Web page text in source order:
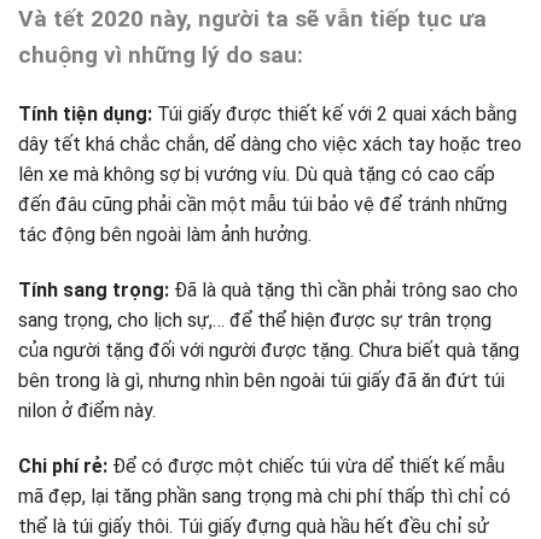
Và tết 2020 này, người ta sẽ vẫn tiếp tục ưa
chuộng vì những lý do sau:
Tính tiện dụng: Túi giấy được thiết kế với 2 quai xách bằng
dây tết khá chắc chắn, dể dàng cho việc xách tay hoặc treo
lên xe mà không sợ bị vướng víu. Dù quà tặng có cao cấp
đến đâu cũng phải cần một mẫu túi bảo vệ để tránh những
tác động bên ngoài làm ảnh hưởng.
Tính sang trọng: Đã là quà tặng thì cần phải trông sao cho
sang trọng, cho lịch sự,… để thể hiện được sự trân trọng
của người tặng đối với người được tặng. Chưa biết quà tặng
bên trong là gì, nhưng nhìn bên ngoài túi giấy đã ăn đứt túi
nilon ở điểm này.
Chi phí rẻ: Để có được một chiếc túi vừa dể thiết kế mẫu
mã đẹp, lại tăng phần sang trọng mà chi phí thấp thì chỉ có
thể là túi giấy thôi. Túi giấy đựng quà hầu hết đều chỉ sử